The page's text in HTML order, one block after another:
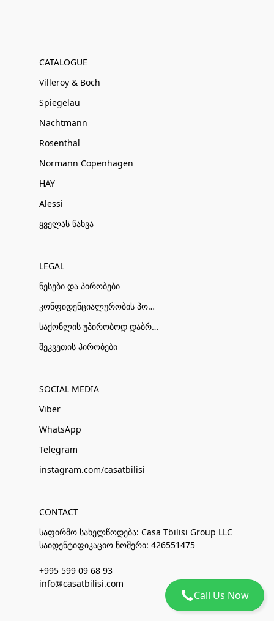
Call Us Now
CATALOGUE
Villeroy & Boch
Spiegelau
Nachtmann
Rosenthal
Normann Copenhagen
HAY
Alessi
ყველას ნახვა
LEGAL
წესები და პირობები
კონფიდენციალურობის პოლიტიკა
საქონლის უპირობოდ დაბრუნების პირობები
შეკვეთის პირობები
SOCIAL MEDIA
Viber
WhatsApp
Telegram
instagram.com/casatbilisi
CONTACT
საფირმო სახელწოდება: Casa Tbilisi Group LLC
საიდენტიფიკაციო ნომერი: 426551475
+995 599 09 68 93
info@casatbilisi.com